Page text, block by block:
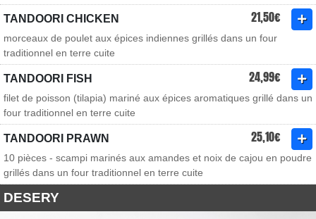
TANDOORI CHICKEN 21,50€
morceaux de poulet aux épices indiennes grillés dans un four
traditionnel en terre cuite
TANDOORI FISH 24,99€
filet de poisson (tilapia) mariné aux épices aromatiques grillé dans un
four traditionnel en terre cuite
TANDOORI PRAWN 25,10€
10 pièces - scampi marinés aux amandes et noix de cajou en poudre
grillés dans un four traditionnel en terre cuite
DESERY